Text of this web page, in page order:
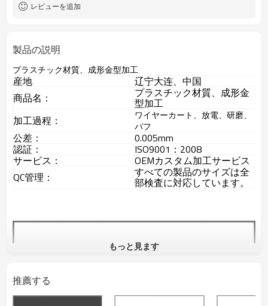
レビューを追加
製品の説明
プラスチック材質、成形金型加工
産地
辽宁大连、中国
商品名：
プラスチック材質、成形金
型加工
加工過程：
ワイヤーカート、放電、研磨、
バフ
公差： 0.005mm
認証： ISO9001：2008
サービス：
OEMカスタム加工サービス
QC管理：
すべての製品のサイズは全
部検査に対応しています。
もっと見ます
推薦する